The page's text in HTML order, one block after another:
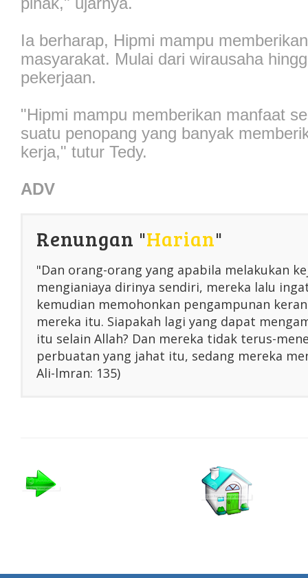
Ia berharap, Hipmi mampu
masyarakat. Mulai dari wirausaha
pekerjaan.
"Hipmi mampu memberikan manfaat
suatu penopang yang banyak
kerja," tutur Tedy.
ADV
Renungan "Harian"
"Dan orang-orang yang apabila melakukan
mengianiaya dirinya sendiri, mereka lalu
kemudian memohonkan pengampunan
mereka itu. Siapakah lagi yang dapat
itu selain Allah? Dan mereka tidak terus-
perbuatan yang jahat itu, sedang mereka
Ali-lmran: 135)